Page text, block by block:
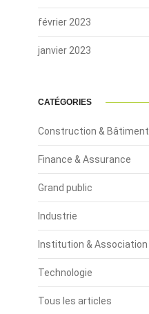
février 2023
janvier 2023
CATÉGORIES
Construction & Bâtiment
Finance & Assurance
Grand public
Industrie
Institution & Association
Technologie
Tous les articles